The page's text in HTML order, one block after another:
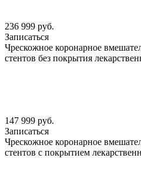
236 999 руб.
Записаться
Чрескожное коронарное
стентов без покрытия
147 999 руб.
Записаться
Чрескожное коронарное
стентов с покрытием